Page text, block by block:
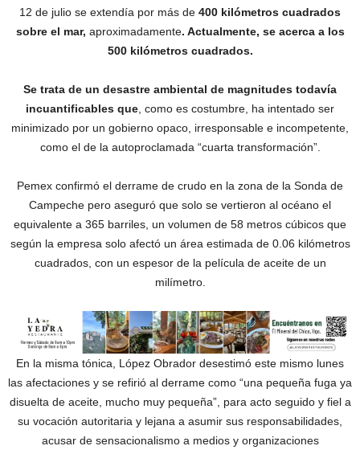
12 de julio se extendía por más de 400 kilómetros cuadrados
sobre el mar, aproximadamente. Actualmente, se acerca a los
500 kilómetros cuadrados.
Se trata de un desastre ambiental de magnitudes todavía
incuantificables que , como es costumbre, ha intentado ser
minimizado por un gobierno opaco, irresponsable e incompetente,
como el de la autoproclamada “cuarta transformación”.
Pemex confirmó el derrame de crudo en la zona de la Sonda de
Campeche pero aseguró que solo se vertieron al océano el
equivalente a 365 barriles, un volumen de 58 metros cúbicos que
según la empresa solo afectó un área estimada de 0.06 kilómetros
cuadrados, con un espesor de la película de aceite de un
milímetro.
En la misma tónica, López Obrador desestimó este mismo lunes
las afectaciones y se refirió al derrame como “una pequeña fuga ya
disuelta de aceite, mucho muy pequeña”, para acto seguido y fiel a
su vocación autoritaria y lejana a asumir sus responsabilidades,
acusar de sensacionalismo a medios y organizaciones